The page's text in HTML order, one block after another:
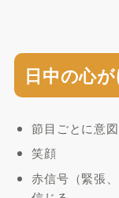
日中の心
節目ごとに意
笑顔
赤信号（緊張